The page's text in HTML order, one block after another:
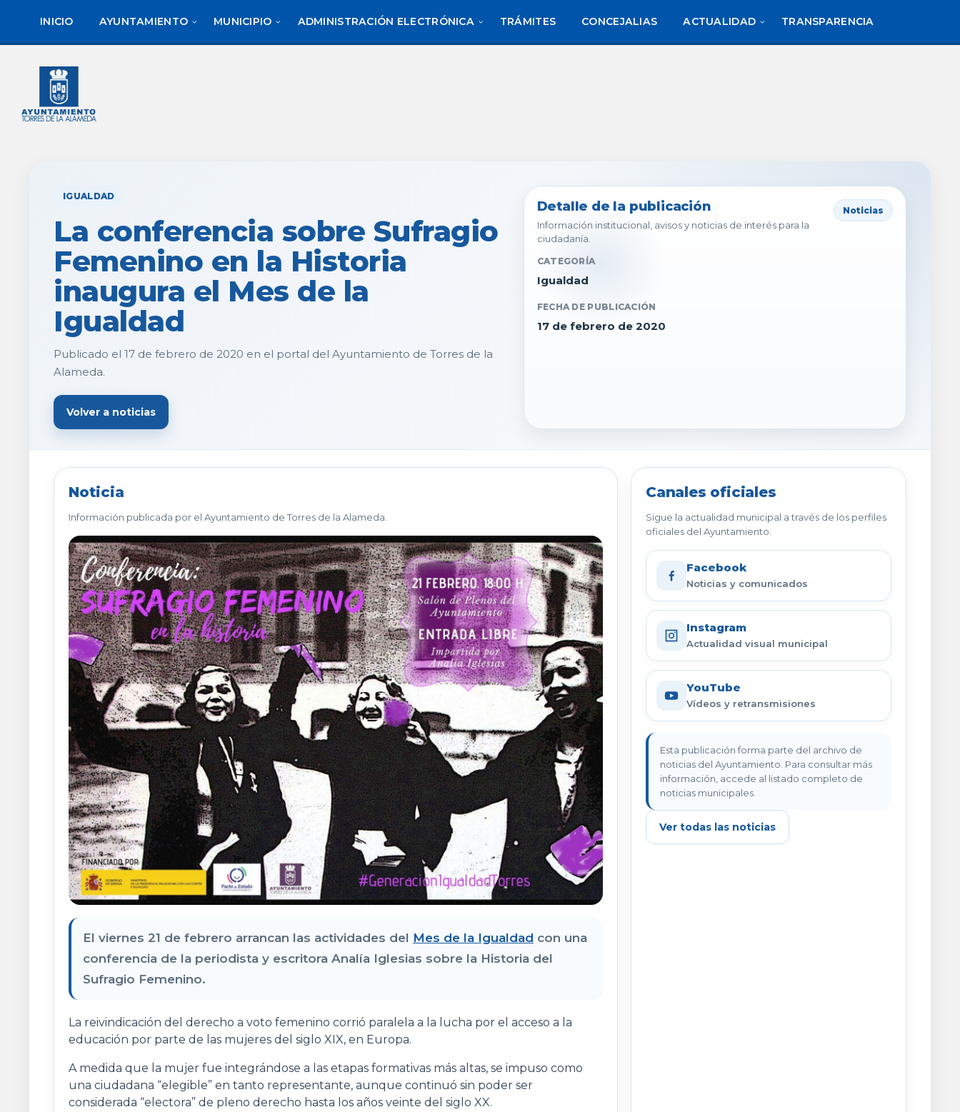
contenido
de
INICIO AYUNTAMIENTO MUNICIPIO ADMINISTRACIÓN ELECTRÓNICA TRÁMITES CONCEJALIAS ACTUALIDAD TRANSPARENCIA
IGUALDAD
La conferencia sobre Sufragio
Femenino en la Historia
inaugura el Mes de la
Igualdad
Publicado el 17 de febrero de 2020 en el portal del Ayuntamiento de Torres de la
Alameda.
Volver a noticias
Detalle de la publicación
Información institucional, avisos y noticias de interés para la
ciudadanía.
Noticias
CATEGORÍA
Igualdad
FECHA DE PUBLICACIÓN
17 de febrero de 2020
Noticia
Información publicada por el Ayuntamiento de Torres de la Alameda.
El viernes 21 de febrero arrancan las actividades del Mes de la Igualdad con una
conferencia de la periodista y escritora Analía Iglesias sobre la Historia del
Sufragio Femenino.
La reivindicación del derecho a voto femenino corrió paralela a la lucha por el acceso a la
educación por parte de las mujeres del siglo XIX, en Europa.
A medida que la mujer fue integrándose a las etapas formativas más altas, se impuso como
una ciudadana “elegible” en tanto representante, aunque continuó sin poder ser
considerada “electora” de pleno derecho hasta los años veinte del siglo XX.
Canales oficiales
Sigue la actualidad municipal a través de los perfiles
oficiales del Ayuntamiento.
Facebook
Noticias y comunicados
Instagram
Actualidad visual municipal
YouTube
Vídeos y retransmisiones
Esta publicación forma parte del archivo de
noticias del Ayuntamiento. Para consultar más
información, accede al listado completo de
noticias municipales.
Ver todas las noticias